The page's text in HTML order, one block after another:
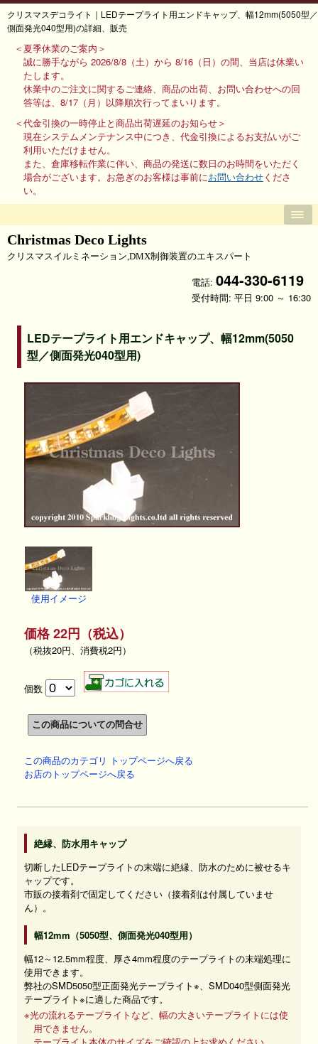
クリスマスデコライト｜LEDテープライト用エンドキャップ、幅12mm(5050型／
側面発光040型用)の詳細、販売
＜夏季休業のご案内＞
誠に勝手ながら 2026/8/8（土）から 8/16（日）の間、当店は休業い
たします。
休業中のご注文に関するご連絡、商品の出荷、お問い合わせへの回
答等は、8/17（月）以降順次行ってまいります。
＜代金引換の一時停止と商品出荷遅延のお知らせ＞
現在システムメンテナンス中につき、代金引換によるお支払いがご
利用いただけません。
また、倉庫移転作業に伴い、商品の発送に数日のお時間をいただく
場合がございます。お急ぎのお客様は事前にお問い合わせくださ
い。
Christmas Deco Lights
クリスマスイルミネーション,DMX制御装置のエキスパート
電話: 044-330-6119
受付時間: 平日 9:00 ～ 16:30
LEDテープライト用エンドキャップ、幅12mm(5050
型／側面発光040型用)
使用イメージ
価格 22円（税込）
（税抜20円、消費税2円）
個数
この商品のカテゴリ トップページへ戻る
お店のトップページへ戻る
絶縁、防水用キャップ
切断したLEDテープライトの末端に絶縁、防水のために被せるキ
ャップです。
市販の接着剤で固定してください（接着剤は付属していませ
ん）。
幅12mm（5050型、側面発光040型用）
幅12～12.5mm程度、厚さ4mm程度のテープライトの末端処理に
使用できます。
弊社のSMD5050型正面発光テープライト※、SMD040型側面発光
テープライト※に適した商品です。
※光の流れるテープライトなど、幅の大きいテープライトには使
用できません。